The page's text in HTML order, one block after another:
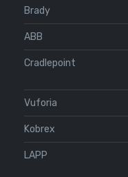
Brady
ABB
Cradlepoint
Vuforia
Kobrex
LAPP